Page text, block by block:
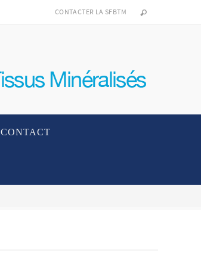
CONTACTER LA SFBTM
CONTACT